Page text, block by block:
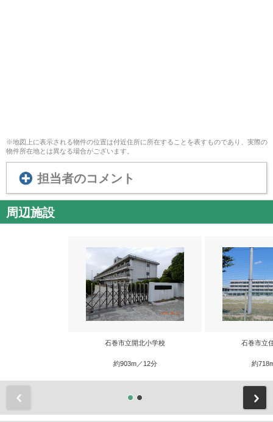
※地図上に表示される物件の位置は付近住所に所在することを表すものであり、実際の
物件所在地とは異なる場合がございます。
担当者のコメント
周辺施設
石巻市立開北小学校
約903m／12分
石巻市立
約